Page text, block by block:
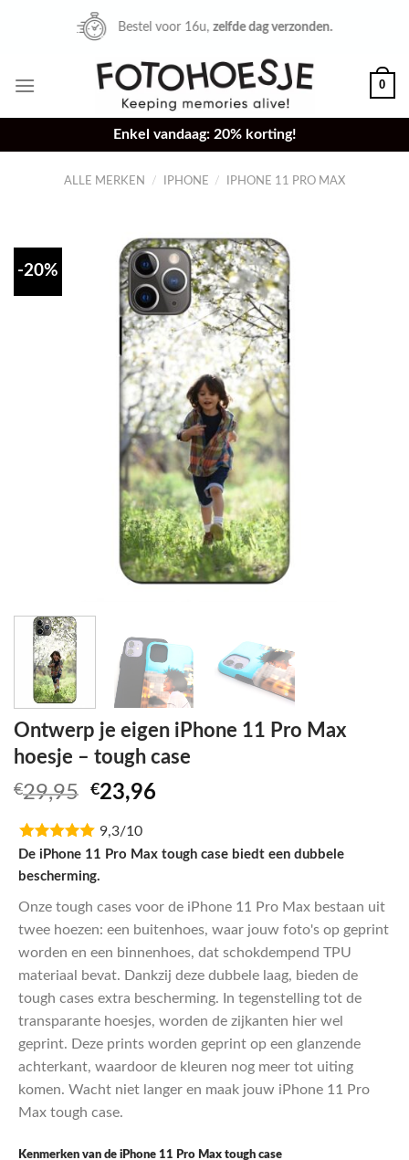
Bestel voor 16u, zelfde dag verzonden.
0
Enkel vandaag: 20% korting!
ALLE MERKEN / IPHONE / IPHONE 11 PRO MAX
-20%
Ontwerp je eigen iPhone 11 Pro Max
hoesje – tough case
€29,95 Oorspronkelijke
was:
€29,95.
€23,96
€23,96.
9,3/10
De iPhone 11 Pro Max tough case biedt een dubbele
bescherming.
Onze tough cases voor de iPhone 11 Pro Max bestaan uit
twee hoezen: een buitenhoes, waar jouw foto's op geprint
worden en een binnenhoes, dat schokdempend TPU
materiaal bevat. Dankzij deze dubbele laag, bieden de
tough cases extra bescherming. In tegenstelling tot de
transparante hoesjes, worden de zijkanten hier wel
geprint. Deze prints worden geprint op een glanzende
achterkant, waardoor de kleuren nog meer tot uiting
komen. Wacht niet langer en maak jouw iPhone 11 Pro
Max tough case.
Kenmerken van de iPhone 11 Pro Max tough case